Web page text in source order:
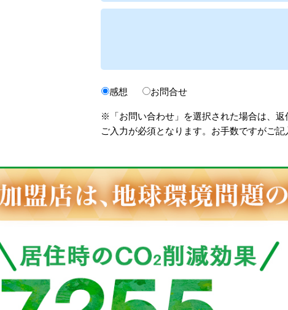
感想 お問合せ
※「お問い合わせ」を選択された場合は、返
ご入力が必須となります。お手数ですがご記